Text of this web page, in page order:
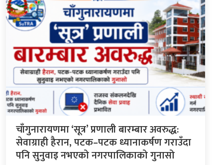
चाँगुनारायणमा ‘सूत्र’ प्रणाली बारम्बार अवरुद्ध:
सेवाग्राही हैरान, पटक–पटक ध्यानाकर्षण गराउँदा
पनि सुनुवाइ नभएको नगरपालिकाको गुनासो